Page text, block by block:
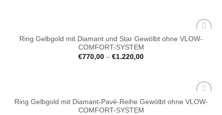
Auf die
Ring Gelbgold mit Diamant und Star Gewölbt ohne VLOW-
COMFORT-SYSTEM
€770,00 – €1.220,00
Auf die
Ring Gelbgold mit Diamant-Pavé-Reihe Gewölbt ohne VLOW-
COMFORT-SYSTEM